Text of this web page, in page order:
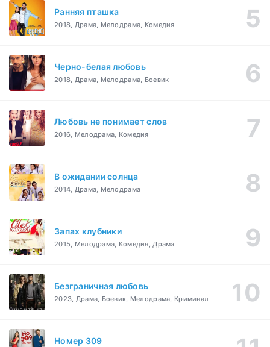
Ранняя пташка
2018, Драма, Мелодрама, Комедия
Черно-белая любовь
2018, Драма, Мелодрама, Боевик
Любовь не понимает слов
2016, Мелодрама, Комедия
В ожидании солнца
2014, Драма, Мелодрама
Запах клубники
2015, Мелодрама, Комедия, Драма
Безграничная любовь
2023, Драма, Боевик, Мелодрама, Криминал
Номер 309